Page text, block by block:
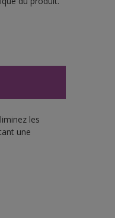
les
une